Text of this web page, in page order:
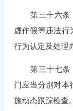
第三十六条
虚作假等违法行
行为认定及处理
第三十七
门应当分别对本
施动态跟踪检查。